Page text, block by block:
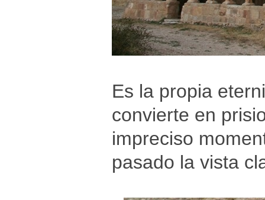
Es la propia
convierte en
impreciso
pasado la vista